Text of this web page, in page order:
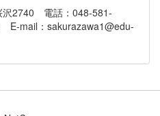
2740 電話：048-581-
mail：sakurazawa1@edu-